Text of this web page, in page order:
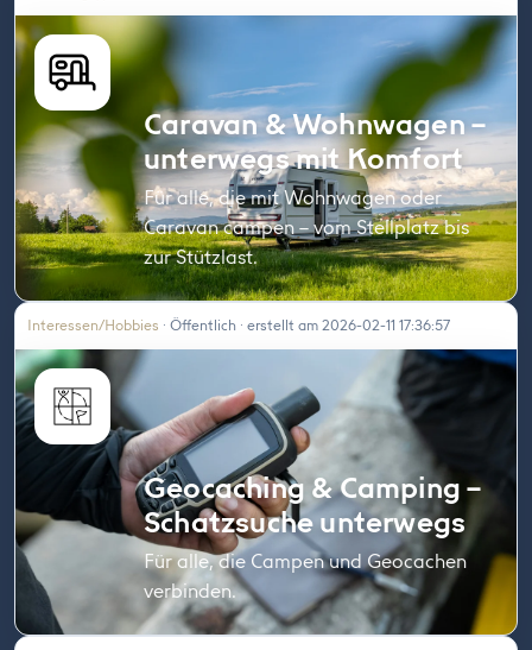
Caravan & Wohnwagen –
unterwegs mit Komfort
Für alle, die mit Wohnwagen oder
Caravan campen – vom Stellplatz bis
zur Stützlast.
Interessen/Hobbies · Öffentlich · erstellt am 2026-02-11 17:36:57
Geocaching & Camping –
Schatzsuche unterwegs
Für alle, die Campen und Geocachen
verbinden.